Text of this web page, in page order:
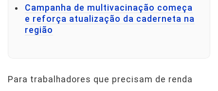
Campanha de multivacinação começa
e reforça atualização da caderneta na
região
Para trabalhadores que precisam de renda